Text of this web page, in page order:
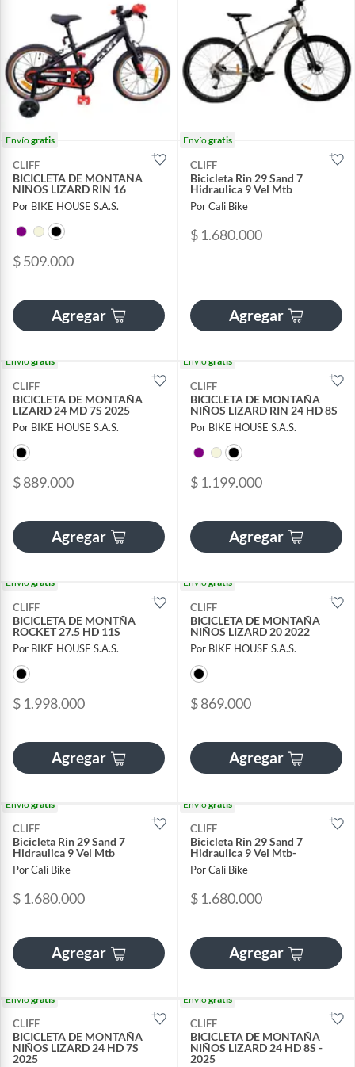
Envíogratis
CLIFF
BICICLETA DE MONTAÑA
NIÑOS LIZARD RIN 16
Por BIKE HOUSE S.A.S.
$ 509.000
Agregar
Envíogratis
CLIFF
Bicicleta Rin 29 Sand 7
Hidraulica 9 Vel Mtb
Por Cali Bike
$ 1.680.000
Agregar
Envíogratis
CLIFF
BICICLETA DE MONTAÑA
LIZARD 24 MD 7S 2025
Por BIKE HOUSE S.A.S.
$ 889.000
Agregar
Envíogratis
CLIFF
BICICLETA DE MONTAÑA
NIÑOS LIZARD RIN 24 HD 8S
Por BIKE HOUSE S.A.S.
$ 1.199.000
Agregar
Envíogratis
CLIFF
BICICLETA DE MONTÑA
ROCKET 27.5 HD 11S
Por BIKE HOUSE S.A.S.
$ 1.998.000
Agregar
Envíogratis
CLIFF
BICICLETA DE MONTAÑA
NIÑOS LIZARD 20 2022
Por BIKE HOUSE S.A.S.
$ 869.000
Agregar
Envíogratis
CLIFF
Bicicleta Rin 29 Sand 7
Hidraulica 9 Vel Mtb
Por Cali Bike
$ 1.680.000
Agregar
Envíogratis
CLIFF
Bicicleta Rin 29 Sand 7
Hidraulica 9 Vel Mtb-
Por Cali Bike
$ 1.680.000
Agregar
Envíogratis
CLIFF
BICICLETA DE MONTAÑA
NIÑOS LIZARD 24 HD 7S
2025
Envíogratis
CLIFF
BICICLETA DE MONTAÑA
NIÑOS LIZARD 24 HD 8S -
2025